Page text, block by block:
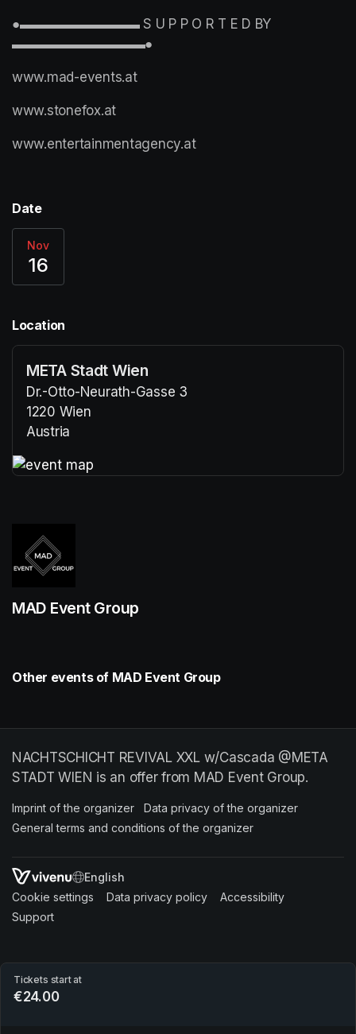
●▬▬▬▬▬▬▬▬▬ S U P P O R T E D BY
▬▬▬▬▬▬▬▬▬▬●
www.mad-events.at
www.stonefox.at
www.entertainmentagency.at
Date
Nov
16
Location
META Stadt Wien
Dr.-Otto-Neurath-Gasse 3
1220 Wien
Austria
Tickets start at
€24.00
MAD Event Group
Other events of MAD Event Group
NACHTSCHICHT REVIVAL XXL w/Cascada @META
STADT WIEN is an offer from MAD Event Group.
Imprint of the organizer (opens in a new tab)
Data privacy of the organizer
General terms and conditions of the organizer
SWITCH LANGUAGE
Cookie settings (opens in a new tab)
Data privacy policy (opens in a new tab)
Accessibility
Support